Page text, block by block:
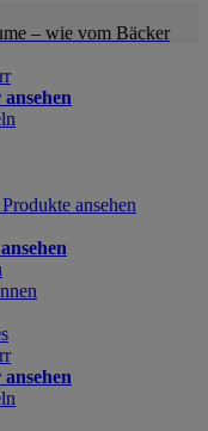
– wie vom Bäcker
ansehen